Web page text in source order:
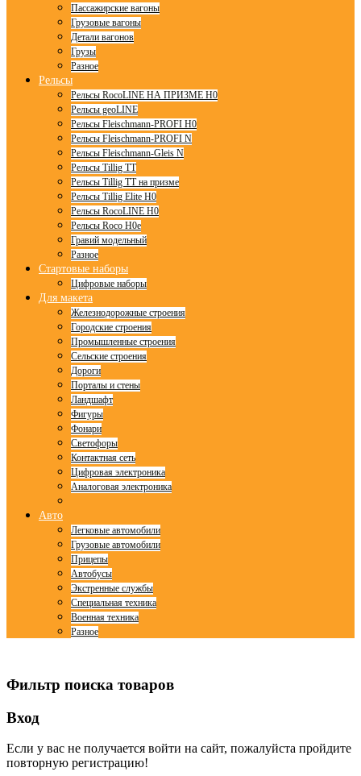
Пассажирские вагоны
Грузовые вагоны
Детали вагонов
Грузы
Разное
Рельсы
Рельсы RocoLINE НА ПРИЗМЕ H0
Рельсы geoLINE
Рельсы Fleischmann-PROFI H0
Рельсы Fleischmann-PROFI N
Рельсы Fleischmann-Gleis N
Рельсы Tillig TT
Рельсы Tillig TT на призме
Рельсы Tillig Elite H0
Рельсы RocoLINE H0
Рельсы Roco H0e
Гравий модельный
Разное
Стартовые наборы
Цифровые наборы
Для макета
Железнодорожные строения
Городские строения
Промышленные строения
Сельские строения
Дороги
Порталы и стены
Ландшафт
Фигуры
Фонари
Светофоры
Контактная сеть
Цифровая электроника
Аналоговая электроника
Авто
Легковые автомобили
Грузовые автомобили
Прицепы
Автобусы
Экстренные службы
Специальная техника
Военная техника
Разное
Фильтр поиска товаров
Вход
Если у вас не получается войти на сайт, пожалуйста пройдите
повторную регистрацию!